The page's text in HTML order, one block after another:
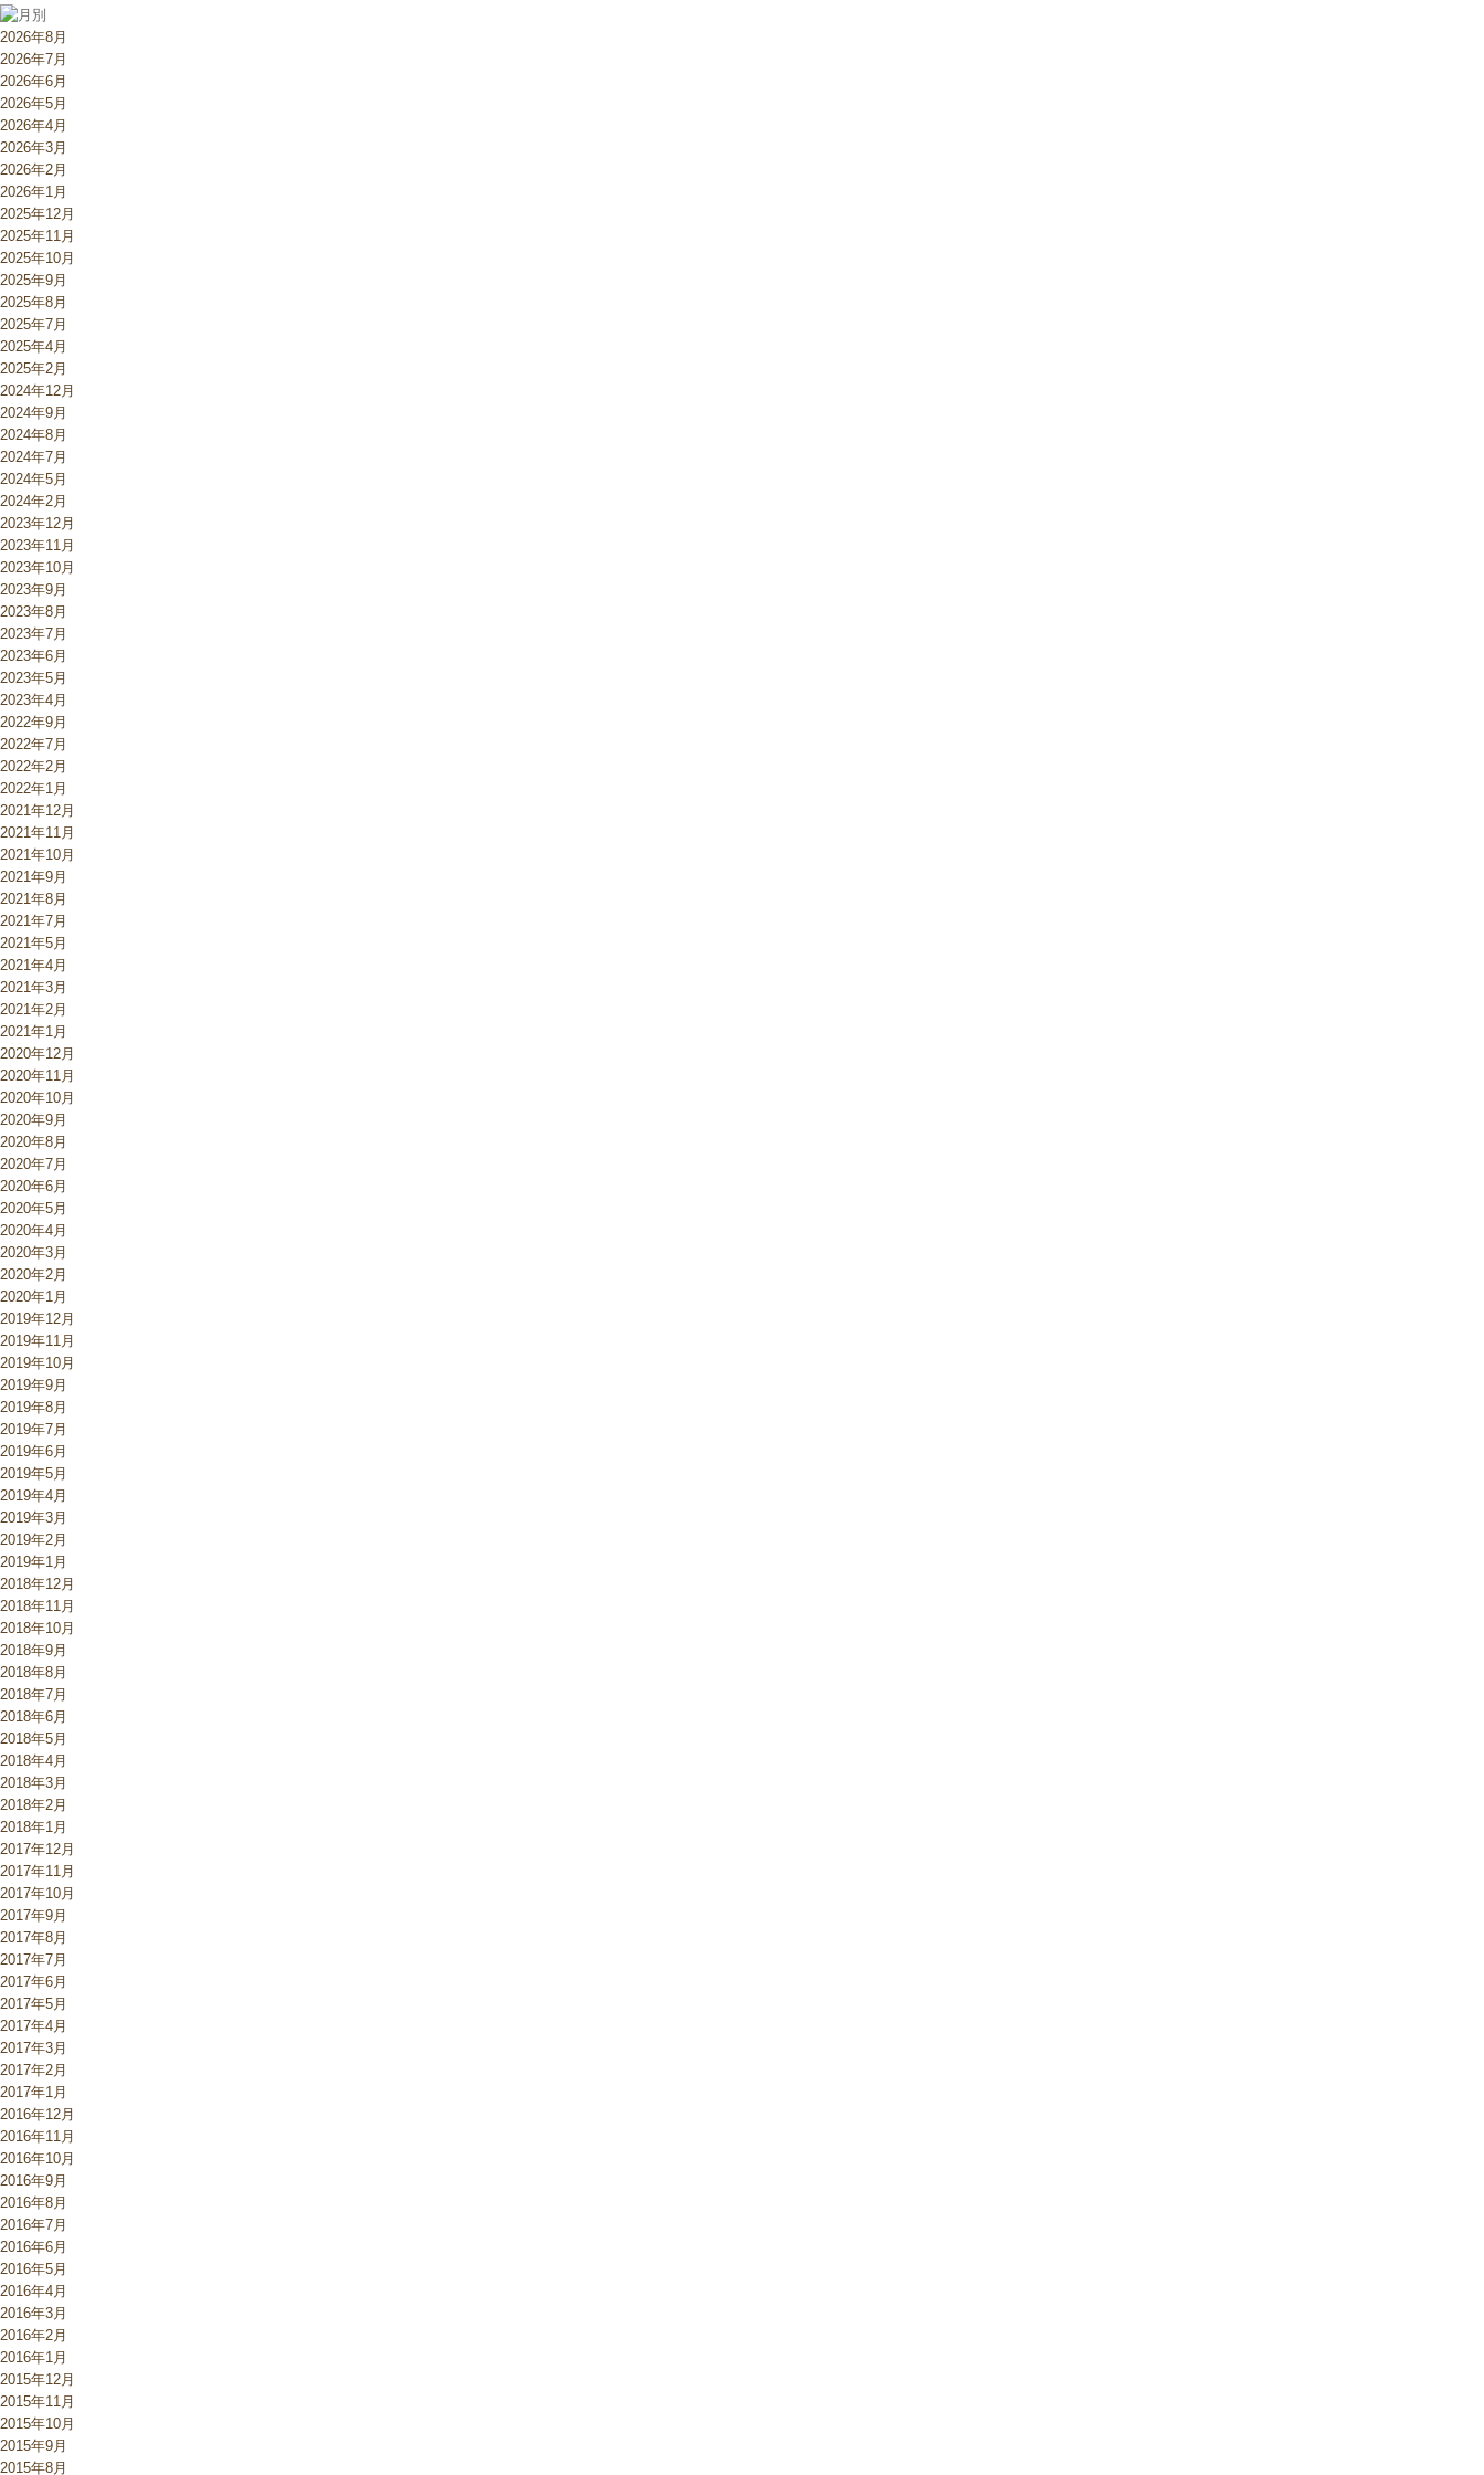
2026年8月
2026年7月
2026年6月
2026年5月
2026年4月
2026年3月
2026年2月
2026年1月
2025年12月
2025年11月
2025年10月
2025年9月
2025年8月
2025年7月
2025年4月
2025年2月
2024年12月
2024年9月
2024年8月
2024年7月
2024年5月
2024年2月
2023年12月
2023年11月
2023年10月
2023年9月
2023年8月
2023年7月
2023年6月
2023年5月
2023年4月
2022年9月
2022年7月
2022年2月
2022年1月
2021年12月
2021年11月
2021年10月
2021年9月
2021年8月
2021年7月
2021年5月
2021年4月
2021年3月
2021年2月
2021年1月
2020年12月
2020年11月
2020年10月
2020年9月
2020年8月
2020年7月
2020年6月
2020年5月
2020年4月
2020年3月
2020年2月
2020年1月
2019年12月
2019年11月
2019年10月
2019年9月
2019年8月
2019年7月
2019年6月
2019年5月
2019年4月
2019年3月
2019年2月
2019年1月
2018年12月
2018年11月
2018年10月
2018年9月
2018年8月
2018年7月
2018年6月
2018年5月
2018年4月
2018年3月
2018年2月
2018年1月
2017年12月
2017年11月
2017年10月
2017年9月
2017年8月
2017年7月
2017年6月
2017年5月
2017年4月
2017年3月
2017年2月
2017年1月
2016年12月
2016年11月
2016年10月
2016年9月
2016年8月
2016年7月
2016年6月
2016年5月
2016年4月
2016年3月
2016年2月
2016年1月
2015年12月
2015年11月
2015年10月
2015年9月
2015年8月